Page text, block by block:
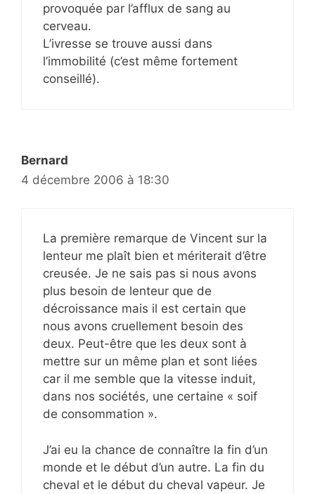
provoquée par l’afflux de sang au
cerveau.
L’ivresse se trouve aussi dans
l’immobilité (c’est même fortement
conseillé).
Bernard
4 décembre 2006 à 18:30
La première remarque de Vincent sur la
lenteur me plaît bien et mériterait d’être
creusée. Je ne sais pas si nous avons
plus besoin de lenteur que de
décroissance mais il est certain que
nous avons cruellement besoin des
deux. Peut-être que les deux sont à
mettre sur un même plan et sont liées
car il me semble que la vitesse induit,
dans nos sociétés, une certaine « soif
de consommation ».
J’ai eu la chance de connaître la fin d’un
monde et le début d’un autre. La fin du
cheval et le début du cheval vapeur. Je